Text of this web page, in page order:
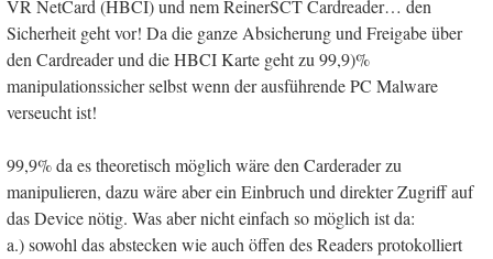
VR NetCard (HBCI) und nem ReinerSCT Cardreader… den
Sicherheit geht vor! Da die ganze Absicherung und Freigabe über
den Cardreader und die HBCI Karte geht zu 99,9)%
manipulationssicher selbst wenn der ausführende PC Malware
verseucht ist!
99,9% da es theoretisch möglich wäre den Carderader zu
manipulieren, dazu wäre aber ein Einbruch und direkter Zugriff auf
das Device nötig. Was aber nicht einfach so möglich ist da:
a.) sowohl das abstecken wie auch öffen des Readers protokolliert